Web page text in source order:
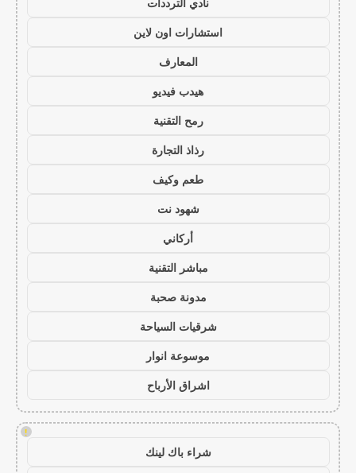
نادي الترددات
استشارات اون لاين
المعارف
هيدب فيديو
رمح التقنية
رذاذ التجارة
طعم وكيف
شهود نت
أركاني
مباشر التقنية
مدونة صحبة
شرقيات السياحة
موسوعة انوار
اشراق الأرباح
!
شراء باك لينك